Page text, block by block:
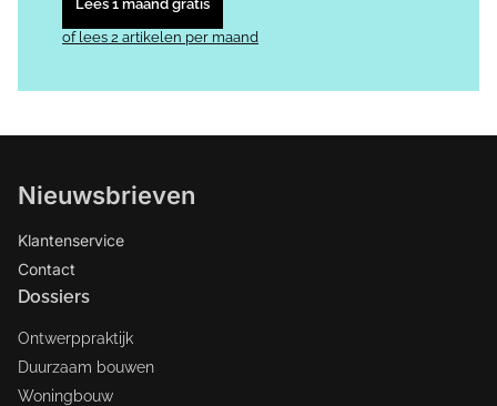
Lees 1 maand gratis
of lees 2 artikelen per maand
Nieuwsbrieven
Klantenservice
Contact
Dossiers
Ontwerppraktijk
Duurzaam bouwen
Woningbouw